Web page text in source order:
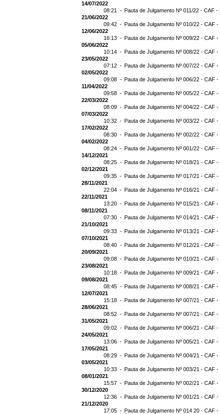
14/07/2022
08:21 - Pauta de Julgamento Nº 011/22 - CAF -
21/06/2022
09:42 - Pauta de Julgamento Nº 010/22 - CAF
12/06/2022
16:13 - Pauta de Julgamento Nº 009/22 - CAF
05/06/2022
10:14 - Pauta de Julgamento Nº 008/22 - CAF
23/05/2022
07:12 - Pauta de Julgamento Nº 007/22 - CAF
02/05/2022
09:08 - Pauta de Julgamento Nº 006/22 - CAF
11/04/2022
09:58 - Pauta de Julgamento Nº 005/22 - CAF
22/03/2022
08:09 - Pauta de Julgamento Nº 004/22 - CAF
07/03/2022
10:32 - Pauta de Julgamento Nº 003/22 - CAF
17/02/2022
08:30 - Pauta de Julgamento Nº 002/22 - CAF
04/02/2022
08:24 - Pauta de Julgamento Nº 001/22 - CAF
14/12/2021
08:25 - Pauta de Julgamento Nº 018/21 - CAF
02/12/2021
09:35 - Pauta de Julgamento Nº 017/21 - CAF
28/11/2021
22:04 - Pauta de Julgamento Nº 016/21 - CAF
22/11/2021
13:20 - Pauta de Julgamento Nº 015/21 - CAF -
08/11/2021
07:30 - Pauta de Julgamento Nº 014/21 - CAF -
21/10/2021
09:33 - Pauta de Julgamento Nº 013/21 - CAF
07/10/2021
08:40 - Pauta de Julgamento Nº 012/21 - CAF
20/09/2021
09:08 - Pauta de Julgamento Nº 010/21 - CAF
23/08/2021
10:18 - Pauta de Julgamento Nº 009/21 - CAF
09/08/2021
08:45 - Pauta de Julgamento Nº 008/21 - CAF
12/07/2021
15:18 - Pauta de Julgamento Nº 007/21 - CAF
28/06/2021
08:52 - Pauta de Julgamento Nº 007/21 - CAF
31/05/2021
09:02 - Pauta de Julgamento Nº 006/21 - CAF
24/05/2021
13:06 - Pauta de Julgamento Nº 005/21 - CAF
17/05/2021
08:29 - Pauta de Julgamento Nº 004/21 - CAF
03/05/2021
10:33 - Pauta de Julgamento Nº 003/21 - CAF
08/01/2021
15:57 - Pauta de Julgamento Nº 002/21 - CAF
30/12/2020
12:36 - Pauta de Julgamento Nº 001/21 - CAF
21/12/2020
17:05 - Pauta de Julgamento Nº 014 20 - CAF